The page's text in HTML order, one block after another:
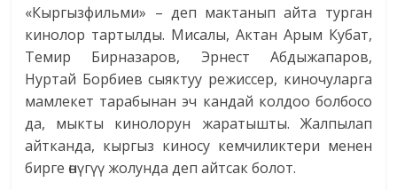
«Кыргызфильми» – деп мактанып айта турган
кинолор тартылды. Мисалы, Актан Арым Кубат,
Темир Бирназаров, Эрнест Абдыжапаров,
Нуртай Борбиев сыяктуу режиссер, киночуларга
мамлекет тарабынан эч кандай колдоо болбосо
да, мыкты кинолорун жаратышты. Жалпылап
айтканда, кыргыз киносу кемчиликтери менен
бирге өнүгүү жолунда деп айтсак болот.